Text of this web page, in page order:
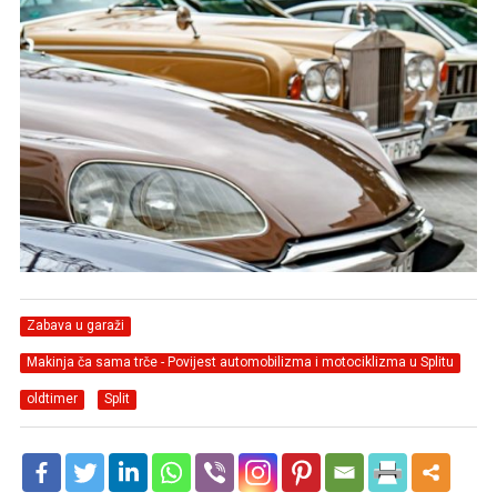
Zabava u garaži
Makinja ča sama trče - Povijest automobilizma i motociklizma u Splitu
oldtimer Split